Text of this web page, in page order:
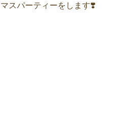
スパーティーをします❣️